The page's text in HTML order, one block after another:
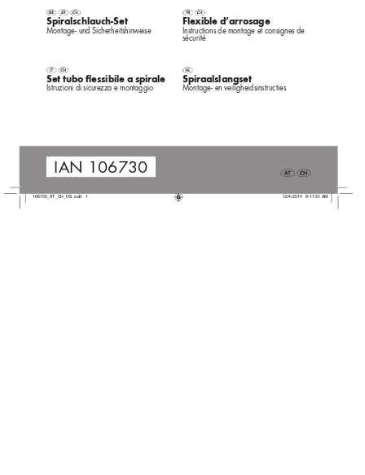
IAN 106730
Spiralsc hlauch-Set
Montage- und Sicherheitshinweise
Set tubo ﬂessibile a spirale
Istruzioni di sicurezza e montaggio
Flexible d’arrosage
Instructions de montage et consignes de
sécurité
Spiraalslangset
Montage- en veiligheidsinstructies
106730_AT_CH_OS.indd   1 12/4/2014   9:17:31 AM